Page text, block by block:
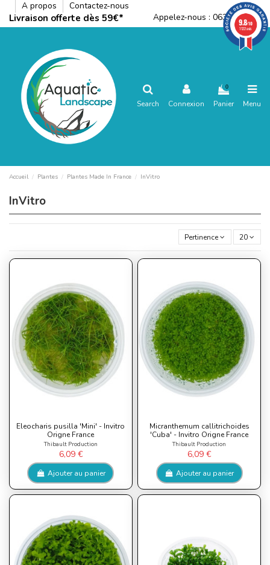
A propos Contactez-nous
Livraison offerte dès 59€* Appelez-nous : 0636792288
Search Connexion
0
Panier Menu
Accueil Plantes Plantes Made In France InVitro
InVitro
Pertinence 20
Eleocharis pusilla 'Mini' - Invitro
Origne France
Thibault Production
6,09 €
Ajouter au panier
Micranthemum callitrichoides
'Cuba' - Invitro Origne France
Thibault Production
6,09 €
Ajouter au panier
9.8/10
1122 avis